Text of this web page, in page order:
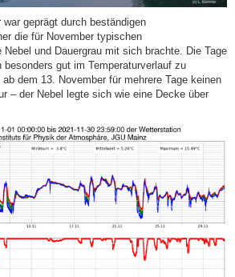
geprägt durch beständigen
die für November typischen
Nebel und Dauergrau mit sich brachte. Die Tage
gut im Temperaturverlauf zu
dem 13. November für mehrere Tage keinen
– der Nebel legte sich wie eine Decke über